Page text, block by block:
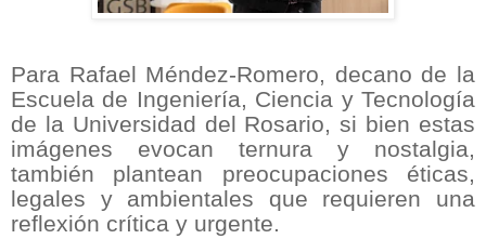
Para Rafael Méndez-Romero, decano de la
Escuela de Ingeniería, Ciencia y Tecnología
de la Universidad del Rosario, si bien estas
imágenes evocan ternura y nostalgia,
también plantean preocupaciones éticas,
legales y ambientales que requieren una
reflexión crítica y urgente.